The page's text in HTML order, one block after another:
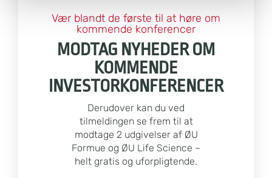
Vær blandt de første til at høre om
kommende konferencer
MODTAG NYHEDER OM
KOMMENDE
INVESTORKONFERENCER
Derudover kan du ved
tilmeldingen se frem til at
modtage 2 udgivelser af ØU
Formue og ØU Life Science –
helt gratis og uforpligtende.